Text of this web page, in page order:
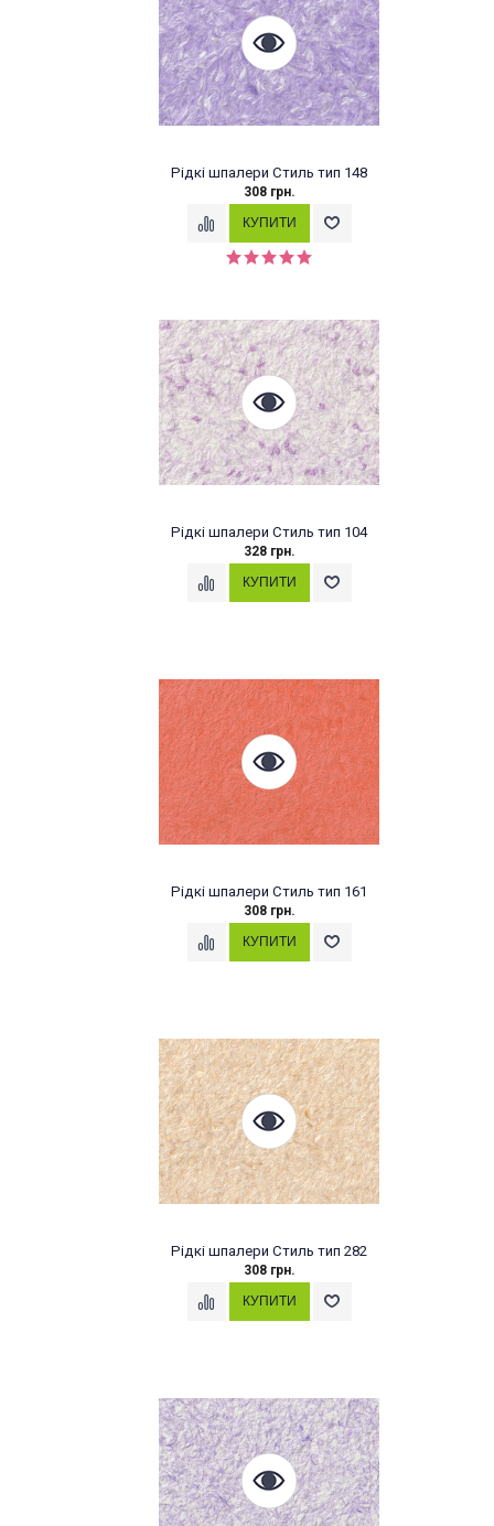
Рідкі шпалери Стиль тип 148
308 грн.
Рідкі шпалери Стиль тип 104
328 грн.
Рідкі шпалери Стиль тип 161
308 грн.
Рідкі шпалери Стиль тип 282
308 грн.